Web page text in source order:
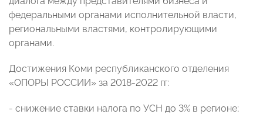
федеральными органами исполнительной власти,
региональными властями, контролирующими
органами.
Достижения Коми республиканского отделения
«ОПОРЫ РОССИИ» за 2018-2022 гг:
- снижение ставки налога по УСН до 3% в регионе;